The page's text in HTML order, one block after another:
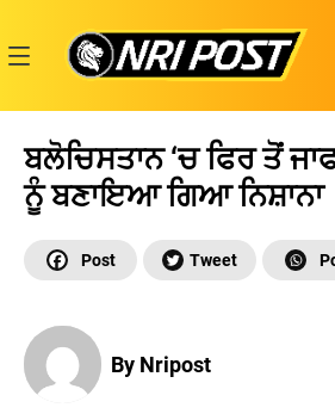
content
ਬਲੋਚਿਸਤਾਨ ‘ਚ ਫਿਰ ਤੋਂ
ਨੂੰ ਬਣਾਇਆ ਗਿਆ ਨਿਸ਼ਾਨਾ
By Nripost